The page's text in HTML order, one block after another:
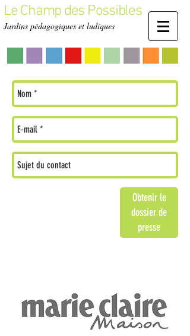
Jardins pédagogiques et ludiques
Le Champ des Possibles
Obtenir le
dossier de
presse